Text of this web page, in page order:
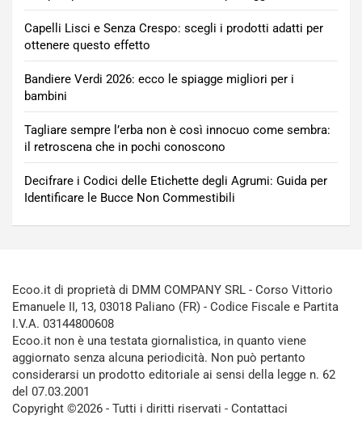
Capelli Lisci e Senza Crespo: scegli i prodotti adatti per
ottenere questo effetto
Bandiere Verdi 2026: ecco le spiagge migliori per i
bambini
Tagliare sempre l’erba non è così innocuo come sembra:
il retroscena che in pochi conoscono
Decifrare i Codici delle Etichette degli Agrumi: Guida per
Identificare le Bucce Non Commestibili
Ecoo.it di proprietà di DMM COMPANY SRL - Corso Vittorio
Emanuele II, 13, 03018 Paliano (FR) - Codice Fiscale e Partita
I.V.A. 03144800608
Ecoo.it non è una testata giornalistica, in quanto viene
aggiornato senza alcuna periodicità. Non può pertanto
considerarsi un prodotto editoriale ai sensi della legge n. 62
del 07.03.2001
Copyright ©2026 - Tutti i diritti riservati - Contattaci